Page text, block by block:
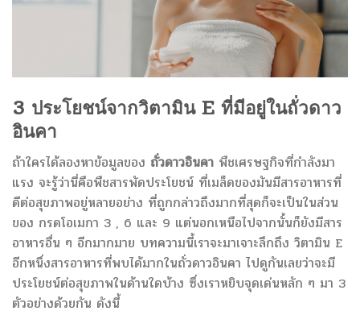
3 ประโยชน์จากวิตามิน E ที่มีอยู่ในถั่วดาว
อินคา
ถ้าใครได้ลองหาข้อมูลของ ถั่วดาวอินคา พืชเศรษฐกิจที่กำลังมา
แรง จะรู้ว่านี่คือพืชสารพัดประโยชน์ ที่เมล็ดของมันมีสารอาหารที่
ดีต่อสุขภาพอยู่หลายอย่าง ที่ถูกกล่าวถึงมากที่สุดก็จะเป็นในส่วน
ของ กรดโอเมกา 3 , 6 และ 9 แต่นอกเหนือไปจากนั้นก็ยังมีสาร
อาหารอื่น ๆ อีกมากมาย บทความนี้เราจะมาเจาะลึกถึง วิตามิน E
อีกหนึ่งสารอาหารที่พบได้มากในถั่วดาวอินคา ไปดูกันเลยว่าจะมี
ประโยชน์ต่อสุขภาพในด้านใดบ้าง ซึ่งเราหยิบจุดเด่นหลัก ๆ มา 3
ตัวอย่างด้วยกัน ดังนี้